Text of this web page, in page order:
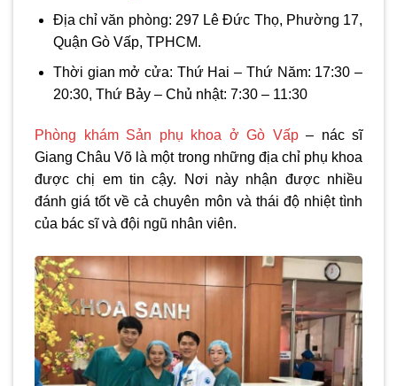
Địa chỉ văn phòng: 297 Lê Đức Thọ, Phường 17,
Quận Gò Vấp, TPHCM.
Thời gian mở cửa: Thứ Hai – Thứ Năm: 17:30 –
20:30, Thứ Bảy – Chủ nhật: 7:30 – 11:30
Phòng khám Sản phụ khoa ở Gò Vấp– nác sĩ
Giang Châu Võ là một trong những địa chỉ phụ khoa
được chị em tin cậy. Nơi này nhận được nhiều
đánh giá tốt về cả chuyên môn và thái độ nhiệt tình
của bác sĩ và đội ngũ nhân viên.